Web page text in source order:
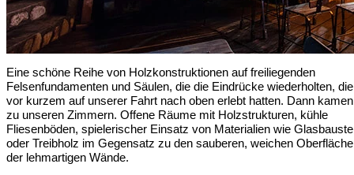
Eine schöne Reihe von Holzkonstruktionen auf freiliegenden
Felsenfundamenten und Säulen, die die Eindrücke wiederholten,
vor kurzem auf unserer Fahrt nach oben erlebt hatten. Dann
zu unseren Zimmern. Offene Räume mit Holzstrukturen, kühle
Fliesenböden, spielerischer Einsatz von Materialien wie
oder Treibholz im Gegensatz zu den sauberen, weichen
der lehmartigen Wände.